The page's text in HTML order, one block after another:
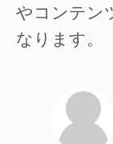
やコンテン
なります。